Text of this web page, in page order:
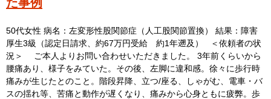
50代女性 病名：左変形性股関節症（人工股関節置換） 結果：障害
厚生3級（認定日請求、約67万円受給 約1年遡及） ＜依頼者の状
況＞ ご本人よりお問い合わせいただきました。 3年前くらいから
腰痛あり、様子をみていた。その後、左脚に違和感。徐々に歩行時
痛みが生じたとのこと。階段昇降、立つ/座る、しゃがむ、電車・バ
スの揺れ等、苦痛と動作が遅くなり、痛みから心身ともに疲弊。歩